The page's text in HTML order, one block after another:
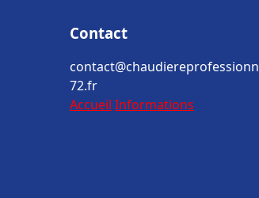
Contact
72.fr
Accueil Informations